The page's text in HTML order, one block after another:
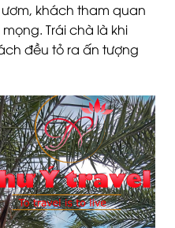
khách tham quan
Trái chà là khi
đều tỏ ra ấn tượng